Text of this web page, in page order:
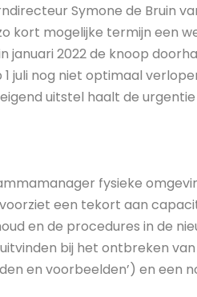
Symone de Bruin
kort mogelijke termijn een
januari 2022 de knoop
juli nog niet optimaal
uitstel haalt de
fysieke
een tekort aan
en de procedures in de
bij het ontbreken
en voorbeelden’) en een